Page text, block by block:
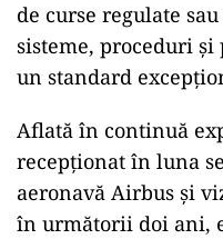
de curse regulate
sisteme, proceduri și
un standard
Aflată în continuă
recepționat în luna
aeronavă Airbus și
în următorii doi ani,